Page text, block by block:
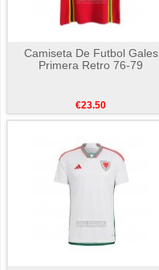
Camiseta De Futbol Gales
Primera Retro 76-79
€23.50